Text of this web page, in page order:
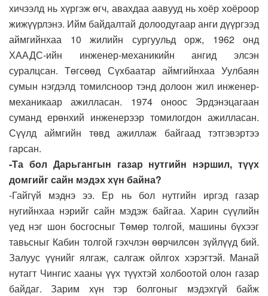
хичээлд нь хүргэж өгч, авахдаа аавууд нь хоёр хоёроор
жижүүрлэнэ. Ийм байдалтай долоодугаар анги дүүргээд
аймгийнхаа 10 жилийн сургуульд орж, 1962 онд
ХААДС-ийн инженер-механикийн ангид элсэн
суралцсан. Төгсөөд Сүхбаатар аймгийнхаа Уулбаян
сумын нэгдэлд томилсноор тэнд долоон жил инженер-
механикаар ажилласан. 1974 оноос Эрдэнэцагаан
суманд ерөнхий инженерээр томилогдон ажилласан.
Сүүлд аймгийн төвд ажиллаж байгаад тэтгэвэртээ
гарсан.
-Та бол Дарьгангын газар нутгийн нэршил, түүх
домгийг сайн мэдэх хүн байна?
-Гайгүй мэднэ ээ. Ер нь бол нутгийн иргэд газар
нугийнхаа нэрийг сайн мэдэж байгаа. Харин сүүлийн
үед нэг шон босгосныг Төмөр толгой, машины бүхээг
тавьсныг Кабин толгой гэхчлэн өөрчилсөн зүйлүүд бий.
Залуус үүнийг ялгаж, салгаж ойлгох хэрэгтэй. Манай
нутагт Чингис хааны үүх түүхтэй холбоотой олон газар
байдаг. Зарим хүн тэр болгоныг мэдэхгүй байж